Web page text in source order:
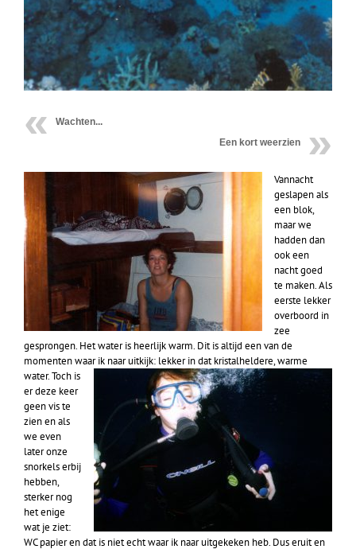
Wachten...
Een kort weerzien
Vannacht
geslapen als
een blok,
maar we
hadden dan
ook een
nacht goed
te maken. Als
eerste lekker
overboord in
zee
gesprongen. Het water is heerlijk warm. Dit is altijd een van de
momenten waar ik naar uitkijk: lekker in dat kristalheldere, warme
water.Toch is
er deze keer
geen vis te
zien en als
we even
later onze
snorkels erbij
hebben,
sterker nog
het enige
wat je ziet:
WC papier en dat is niet echt waar ik naar uitgekeken heb. Dus eruit en